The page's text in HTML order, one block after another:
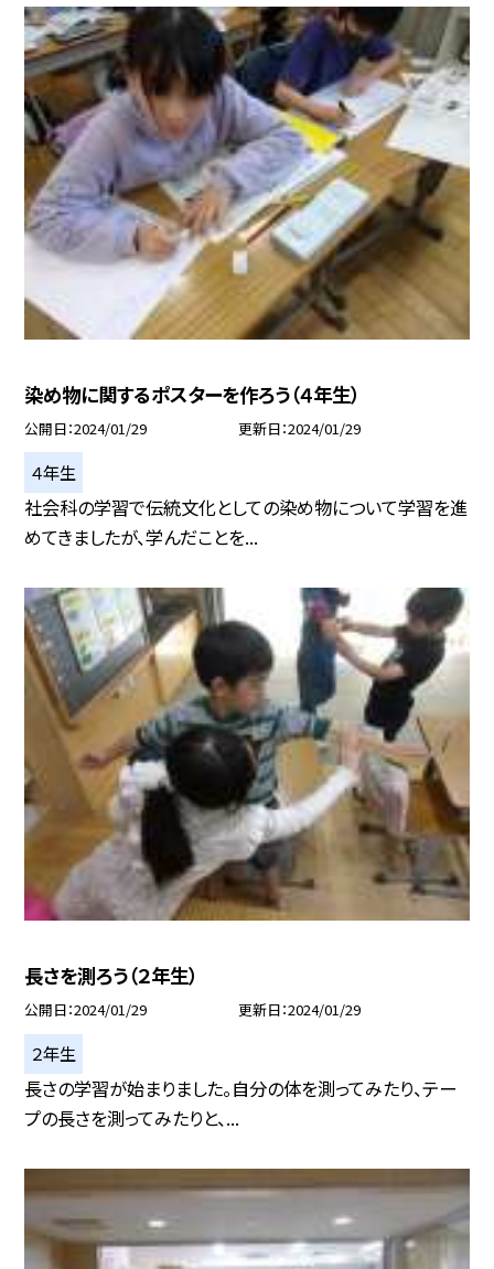
染め物に関するポスターを作ろう（４年生）
公開日 2024/01/29 更新日 2024/01/29
４年生
社会科の学習で伝統文化としての染め物について学習を進
めてきましたが、学んだことを...
長さを測ろう（２年生）
公開日 2024/01/29 更新日 2024/01/29
２年生
長さの学習が始まりました。自分の体を測ってみたり、テー
プの長さを測ってみたりと、...